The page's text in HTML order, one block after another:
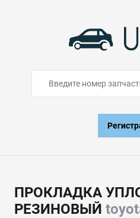
ПРОКЛАДКА
РЕЗИНОВЫЙ